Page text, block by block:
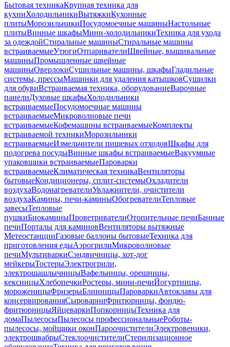
Бытовая техникаКрупная техника для
кухниХолодильникиВытяжкиКухонные
плитыМорозильникиПосудомоечные машиныНастольные
плитыВинные шкафыМини-холодильникиТехника для ухода
за одеждойСтиральные машиныСтиральные машины
встраиваемыеУтюгиОтпаривателиШвейные, вышивальные
машиныПромышленные швейные
машиныОверлокиСушильные машины, шкафыГладильные
системы, прессыМашинки для удаления катышковСушилки
для обувиВстраиваемая техника, оборудованиеВарочные
панелиДуховые шкафыХолодильники
встраиваемыеПосудомоечные машины
встраиваемыеМикроволновые печи
встраиваемыеКофемашины встраиваемыеКомплекты
встраиваемой техникиМорозильники
встраиваемыеИзмельчители пищевых отходовШкафы для
подогрева посудыВинные шкафы встраиваемыеВакуумные
упаковщики встраиваемыеПароварки
встраиваемыеКлиматическая техникаВентиляторы
бытовыеКондиционеры, сплит-системыОхладители
воздухаВодонагревателиУвлажнители, очистители
воздухаКамины, печи-каминыОбогревателиТепловые
завесыТепловые
пушкиБиокаминыПроветривателиОтопительные печиБанные
печиПорталы для каминовВентиляторы вытяжные
МетеостанцииГазовые баллоны бытовыеТехника для
приготовления едыАэрогрилиМикроволновые
печиМультиваркиСэндвичницы, хот-дог
мейкерыТостерыЭлектрогрили,
электрошашлычницыВафельницы, орешницы,
кексницыХлебопечкиРостеры, мини-печиЙогуртницы,
мороженицыФризерыБлинницыПароваркиАвтоклавы для
консервированияСыроварниФритюрницы, фондю-
фритюрницыЯйцеваркиПопкорницыТехника для
домаПылесосыПылесосы профессиональныеРоботы-
пылесосы, мойщики оконПароочистителиЭлектровеники,
электрошвабрыСтеклоочистителиСтерилизационное